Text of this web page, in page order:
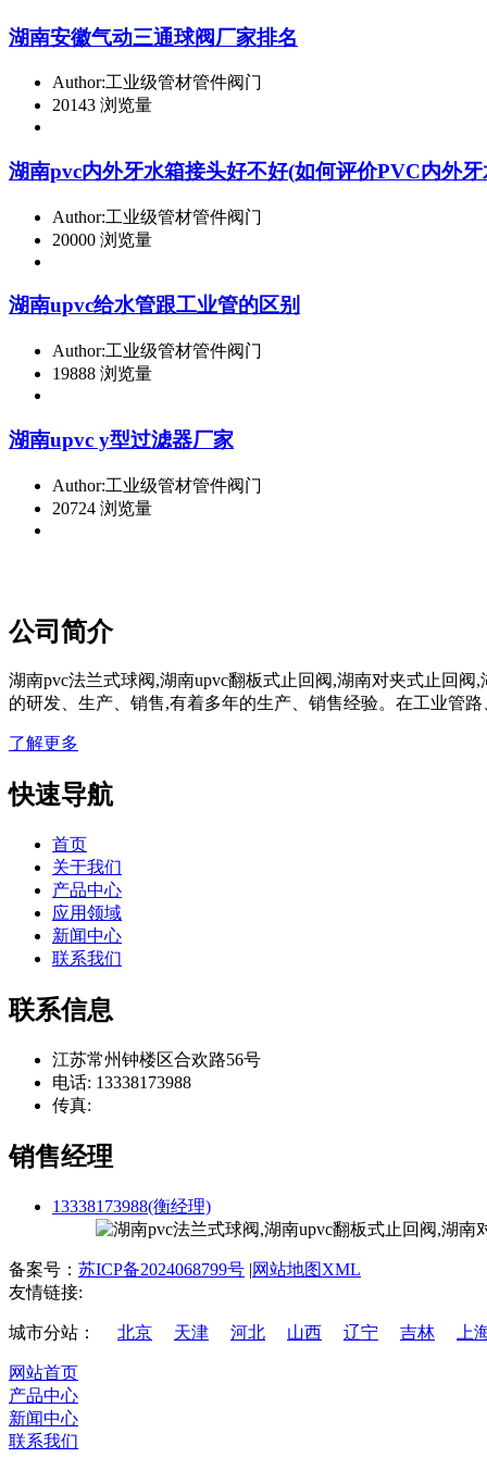
湖南安徽气动三通球阀厂家排名
Author:工业级管材管件阀门
20143 浏览量
湖南pvc内外牙水箱接头好不好(如何评价PVC内外
Author:工业级管材管件阀门
20000 浏览量
湖南upvc给水管跟工业管的区别
Author:工业级管材管件阀门
19888 浏览量
湖南upvc y型过滤器厂家
Author:工业级管材管件阀门
20724 浏览量
公司简介
湖南pvc法兰式球阀,湖南upvc翻板式止回阀,湖南对夹式止回
的研发、生产、销售,有着多年的生产、销售经验。在工业管路
了解更多
快速导航
首页
关于我们
产品中心
应用领域
新闻中心
联系我们
联系信息
江苏常州钟楼区合欢路56号
电话: 13338173988
传真:
销售经理
13338173988(衡经理)
备案号： 苏ICP备2024068799号 |网站地图XML
友情链接:
城市分站： 北京 天津 河北 山西 辽宁 吉林 上
网站首页
产品中心
新闻中心
联系我们